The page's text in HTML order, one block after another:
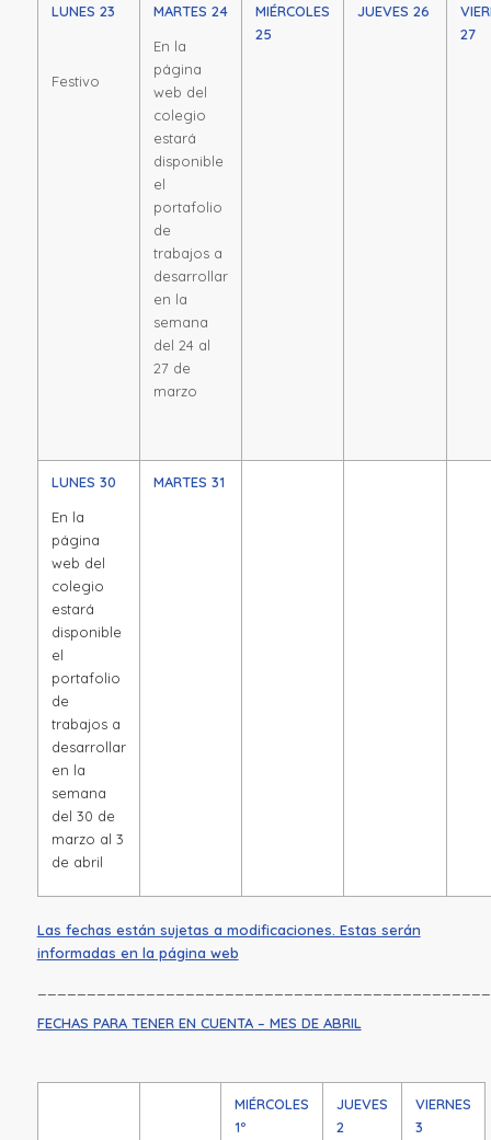
LUNES 23
Festivo
MARTES 24
En la
página
web del
colegio
estará
disponible
el
portafolio
de
trabajos a
desarrollar
en la
semana
del 24 al
27 de
marzo
MIÉRCOLES
25
JUEVES 26
27
LUNES 30
En la
página
web del
colegio
estará
disponible
el
portafolio
de
trabajos a
desarrollar
en la
semana
del 30 de
marzo al 3
de abril
MARTES 31
Las fechas están sujetas a modificaciones. Estas serán
informadas en la página web
FECHAS PARA TENER EN CUENTA – MES DE ABRIL
MIÉRCOLES
1º
JUEVES
2
VIERNES
3